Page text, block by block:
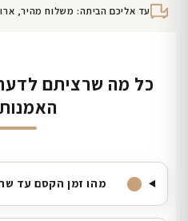
עד אליכם הביתה: משלוח מהיר,
כל מה שרציתם לדעת
מהו זמן הקסם עד